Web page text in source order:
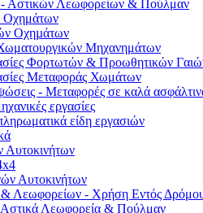
Αστικών Λεωφορείων & Πούλμαν
Οχημάτων
Οχηµάτων
Μηχανημάτων
Φορτωτών & Προωθητικών
Μεταφοράς Χωμάτων
- Μεταφορές σε καλά
εργασίες
είδη εργασιών
Αυτοκινήτων
Αυτοκινήτων
Λεωφορείων - Χρήση Εντός
Λεωφορεία & Πούλμαν